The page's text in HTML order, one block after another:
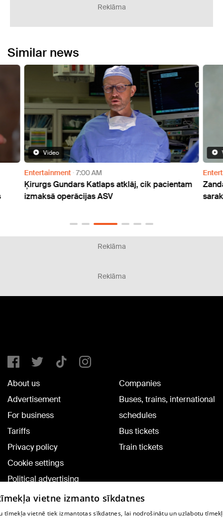
Reklāma
Similar news
Video
Entertainment 7:00 AM
Ķirurgs Gundars Katlaps atklāj, cik pacientam
izmaksā operācijas ASV
Reklāma
Reklāma
About us
Advertisement
For business
Tariffs
Privacy policy
Cookie settings
Political advertising
Cookie policy
Commenting terms
Companies
Buses, trains, international
schedules
Bus tickets
Train tickets
vietne izmanto sīkdatnes
tīmekļa vietnē tiek izmantotas sīkdatnes, lai nodrošinātu un uzlabotu